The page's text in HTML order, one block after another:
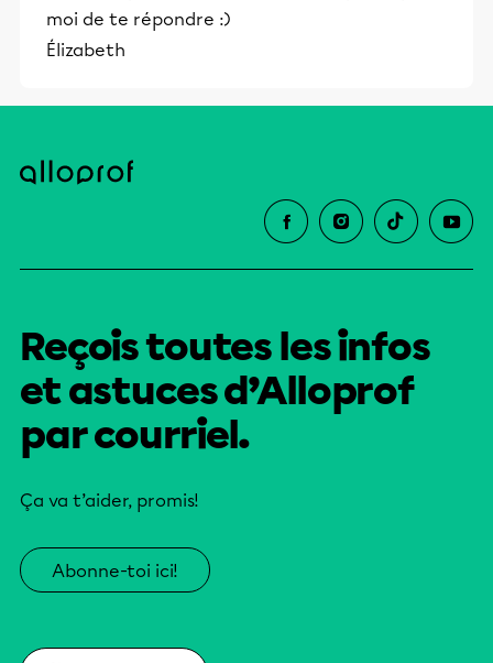
moi de te répondre :)
Élizabeth
Reçois toutes les infos
et astuces d’Alloprof
par courriel.
Ça va t’aider, promis!
Abonne-toi ici!